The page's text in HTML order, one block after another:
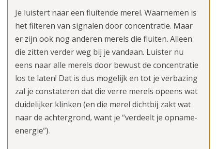
Je luistert naar een fluitende merel. Waarnemen is
het filteren van signalen door concentratie. Maar
er zijn ook nog anderen merels die fluiten. Alleen
die zitten verder weg bij je vandaan. Luister nu
eens naar alle merels door bewust de concentratie
los te laten! Dat is dus mogelijk en tot je verbazing
zal je constateren dat die verre merels opeens wat
duidelijker klinken (en die merel dichtbij zakt wat
naar de achtergrond, want je “verdeelt je opname-
energie”).